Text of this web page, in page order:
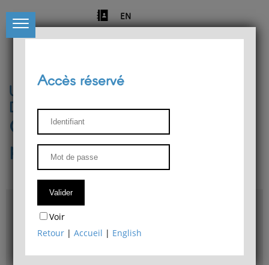
EN
Université de Liège
Département de philosophie
Centre de recherches
phénoménologiques
Accès & plans
Bibliothèque du Département de philosophie
Accès réservé
Voir
Retour |Accueil | English